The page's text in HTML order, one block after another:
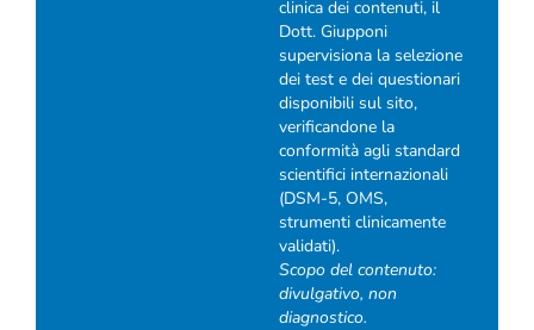
clinica dei contenuti, il
Dott. Giupponi
supervisiona la selezione
dei test e dei questionari
disponibili sul sito,
verificandone la
conformità agli standard
scientifici internazionali
(DSM-5, OMS,
strumenti clinicamente
validati).
Scopo del contenuto:
divulgativo, non
diagnostico.